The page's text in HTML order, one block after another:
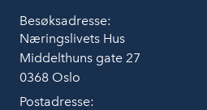
Besøksadresse:
Næringslivets Hus
Middelthuns gate 27
0368 Oslo
Postadresse: